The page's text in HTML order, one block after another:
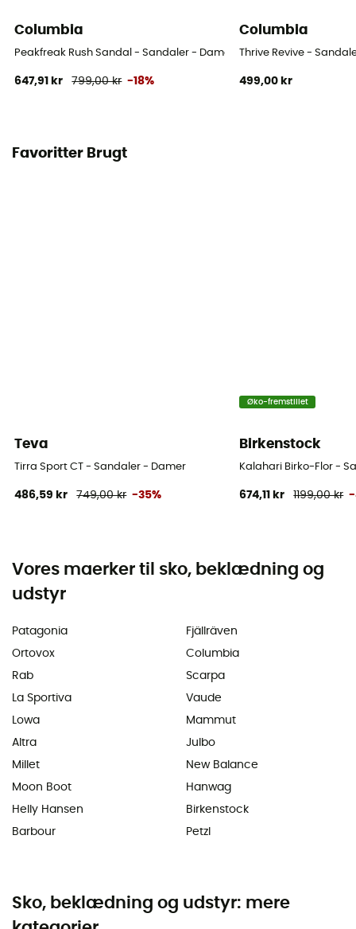
Columbia
Peakfreak Rush Sandal - Sandaler - Damer
647,91 kr 799,00 kr -18%
Columbia
Thrive Revive -
499,00 kr
Favoritter Brugt
Teva
Tirra Sport CT - Sandaler - Damer
486,59 kr 749,00 kr -35%
Øko-fremstillet
Birkenstock
Kalahari Birko-Flor -
674,11 kr 1199,00 kr -
Vores maerker til sko, beklædning og
udstyr
Patagonia
Ortovox
Rab
La Sportiva
Lowa
Altra
Millet
Moon Boot
Helly Hansen
Barbour
Fjällräven
Columbia
Scarpa
Vaude
Mammut
Julbo
New Balance
Hanwag
Birkenstock
Petzl
Sko, beklædning og udstyr: mere